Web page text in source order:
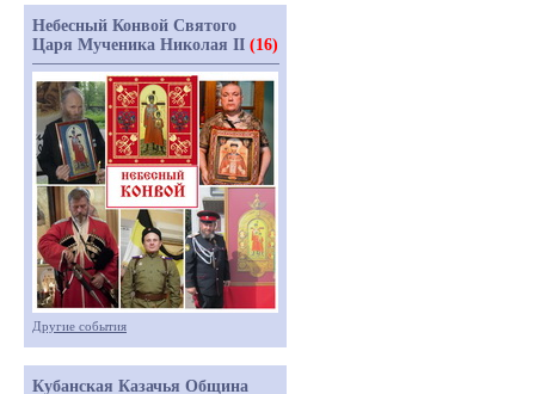
Небесный Конвой Святого
Царя Мученика Николая II (16)
Другие события
Кубанская Казачья Община